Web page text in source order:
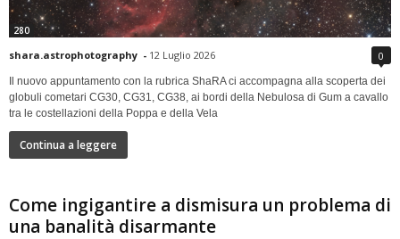
280
shara.astrophotography - 12 Luglio 2026 0
Il nuovo appuntamento con la rubrica ShaRA ci accompagna alla scoperta dei
globuli cometari CG30, CG31, CG38, ai bordi della Nebulosa di Gum a cavallo
tra le costellazioni della Poppa e della Vela
Continua a leggere
Come ingigantire a dismisura un problema di
una banalità disarmante